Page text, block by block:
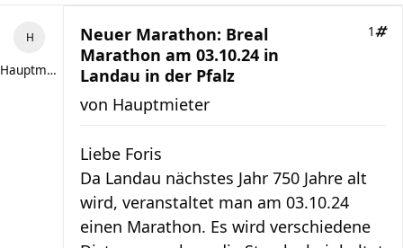
Hauptmieter
Neuer Marathon: Breal
Marathon am 03.10.24 in
Landau in der Pfalz
1
von Hauptmieter
Liebe Foris
Da Landau nächstes Jahr 750 Jahre alt
wird, veranstaltet man am 03.10.24
einen Marathon. Es wird verschiedene